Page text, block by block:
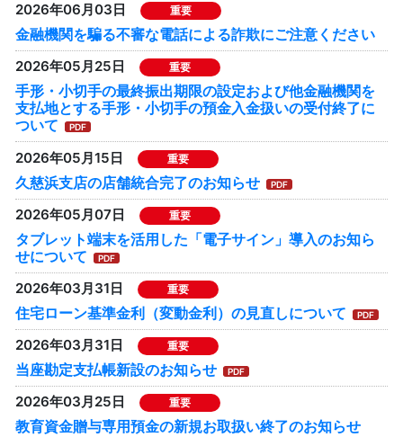
2026年06月03日 重要
金融機関を騙る不審な電話による詐欺にご注意ください
2026年05月25日 重要
手形・小切手の最終振出期限の設定および他金融機関を
支払地とする手形・小切手の預金入金扱いの受付終了に
ついて
2026年05月15日 重要
久慈浜支店の店舗統合完了のお知らせ
2026年05月07日 重要
タブレット端末を活用した「電子サイン」導入のお知ら
せについて
2026年03月31日 重要
住宅ローン基準金利（変動金利）の見直しについて
2026年03月31日 重要
当座勘定支払帳新設のお知らせ
2026年03月25日 重要
教育資金贈与専用預金の新規お取扱い終了のお知らせ